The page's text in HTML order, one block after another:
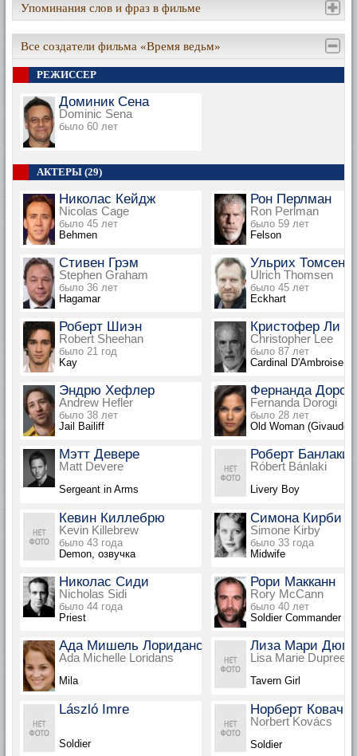
Упоминания слов и фраз в фильме
Все создатели фильма «Время ведьм»
РЕЖИССЕР
Доминик Сена
Dominic Sena
было 60 лет
АКТЕРЫ (29)
Николас Кейдж
Nicolas Cage
было 45 лет
Behmen
Рон Перлман
Ron Perlman
было 59 лет
Felson
Стивен Грэм
Stephen Graham
было 36 лет
Hagamar
Ульрих Томсен
Ulrich Thomsen
было 45 лет
Eckhart
Роберт Шиэн
Robert Sheehan
было 21 год
Kay
Кристофер Ли
Christopher Lee
было 87 лет
Cardinal D'Ambroise
Эндрю Хефлер
Andrew Hefler
было 38 лет
Jail Bailiff
Фернанда
Fernanda Dorogi
было 28 лет
Old Woman (Givaudon)
Мэтт Девере
Matt Devere
Sergeant in Arms
Роберт Банлаки
Róbert Bánlaki
Livery Boy
Кевин Киллебрю
Kevin Killebrew
было 43 года
Demon, озвучка
Симона Кирби
Simone Kirby
было 33 года
Midwife
Николас Сиди
Nicholas Sidi
было 44 года
Priest
Рори Макканн
Rory McCann
было 40 лет
Soldier Commander
Ада Мишель Лориданс
Ada Michelle Loridans
Mila
Лиза Мари
Lisa Marie Dupree
Tavern Girl
László Imre
Soldier
Норберт Ковач
Norbert Kovács
Soldier